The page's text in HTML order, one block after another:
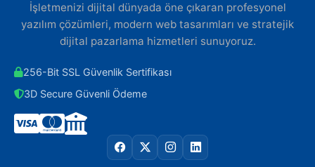
İşletmenizi dijital dünyada öne çıkaran profesyonel
yazılım çözümleri, modern web tasarımları ve stratejik
dijital pazarlama hizmetleri sunuyoruz.
256-Bit SSL Güvenlik Sertifikası
3D Secure Güvenli Ödeme